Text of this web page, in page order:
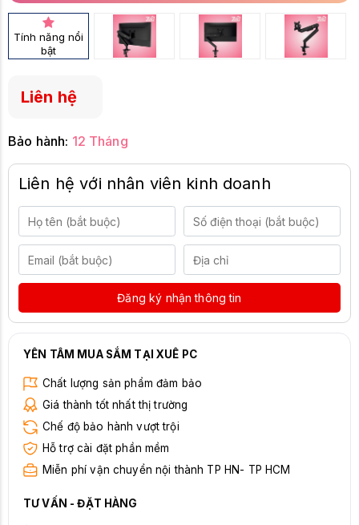
Tính năng nổi
bật
Liên hệ
Bảo hành: 12 Tháng
Liên hệ với nhân viên kinh doanh
Đăng ký nhận thông tin
YÊN TÂM MUA SẮM TẠI XUÊ PC
Chất lượng sản phẩm đảm bảo
Giá thành tốt nhất thị trường
Chế độ bảo hành vượt trội
Hỗ trợ cài đặt phần mềm
Miễn phí vận chuyển nội thành TP HN- TP HCM
TƯ VẤN - ĐẶT HÀNG